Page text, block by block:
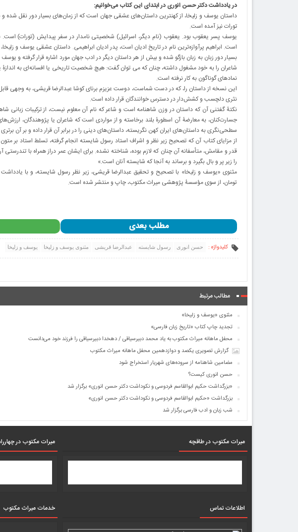
در یادداشت دکتر حسن انوری در ابتدای این کتاب می‌خوانیم:
داستان یوسف و زلیخا، از کهنترین داستان‌های عشقی جهان است که از زمان‌های بسیار دور نقل
تورات نیز آمده است.
یوسف پسر یعقوب بود. یعقوب (نام دیگر، اسرائیل) شخصیتی نامدار در سفر پیدایش (تورات) است.
است. ابراهیم پرآوازه‌ترین نام در تاریخ ادیان است، پدر ادیان ابراهیمی. داستان عشقی یوسف و
بسیار دور زبان به زبان بازگو شده و بیش از هر داستان دیگر در ادب جهان مورد اشاره قرار گرفته و
شاعران را به خود مشغول داشته، چنان که می توان گفت: هیچ شخصیت تاریخی یا افسانه‌ای به اندازۀ
نمادهای گوناگون به کار نرفته است.
این نسخه از داستان را، که در دست شماست، دوست عزیزم برنای کوشا عبدالرضا قریشی، به وجهی قابل
نثری دلچسب و کشش‌دار در دسترس خوانندگان قرار داده است.
نکتۀ گفتنی آن که داستان در وزن شاهنامه است و شاعر که نام آن معلوم نیست، از ترکیبات زبانی
جسارت‌کنان، به معارضۀ آن اسطورۀ بلند برخاسته و از مواردی است که شاعران یا پژوهندگان،
سطحی‌نگری به داستان‌های ایران کهن نگریسته، داستان‌های دینی را در برابر آن قرار داده و بر آن برتری
از مزایای کتاب آن که تصحیح زیر نظر و اشراف استاد رسول شایسته انجام گرفته، تسلط استاد بر
قدر و مقامش، متأسفانه آن چنان که لازم بوده، شناخته نشده. برای ایشان عمر دراز همراه با
را زیر پر و بال بگیرد و برساند به آنجا که شایسته آنان است.»
تومان، از سوی مؤسسۀ پژوهشی میراث مکتوب، چاپ و منتشر شده است.
مطلب بعدی
کلیدواژه : حسن انوری رسول شایسته عبدالرضا قریشی مثنوی یوسف و زلیخا یوسف و زلیخا
مطالب مرتبط
مثنوی «یوسف و زلیخا»
تجدید چاپ کتاب «تاریخ زبان فارسی»
محفل ماهانه میراث مکتوب به یاد محمد دبیرسیاقی / دهخدا دبیرسیاقی را فرزند خود می‌دانست
گزارش تصویری یکصد و دوازدهمین محفل ماهانه میراث مکتوب
مضامین شاهنامه از سروده‌های شهریار استخراج شود
حسن انوری کیست؟
«بزرگداشت حکیم ابوالقاسم فردوسی و نکوداشت دکتر حسن انوری» برگزار شد
بزرگداشت «حکیم ابوالقاسم فردوسی و نکوداشت دکتر حسن انوری»
شب زبان و ادب فارسی برگزار شد
میرات مکتوب در طاقچه
اطلاعات تماس
میرات مکتوب در
خدمات میراث مکتوب